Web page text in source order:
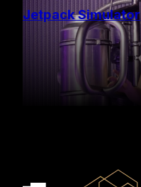
Jetpack Simulator